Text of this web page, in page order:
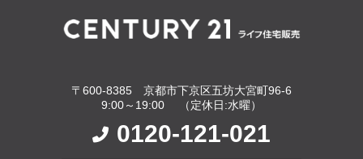
〒600-8385 京都市下京区五坊大宮町96-6
9:00～19:00 （定休日:水曜）
0120-121-021